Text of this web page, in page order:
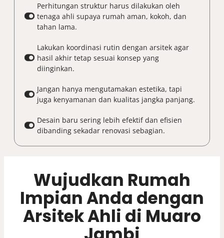
Perhitungan struktur harus dilakukan oleh
tenaga ahli supaya rumah aman, kokoh, dan
tahan lama.
Lakukan koordinasi rutin dengan arsitek agar
hasil akhir tetap sesuai konsep yang
diinginkan.
Jangan hanya mengutamakan estetika, tapi
juga kenyamanan dan kualitas jangka panjang.
Desain baru sering lebih efektif dan efisien
dibanding sekadar renovasi sebagian.
Wujudkan Rumah
Impian Anda dengan
Arsitek Ahli di Muaro